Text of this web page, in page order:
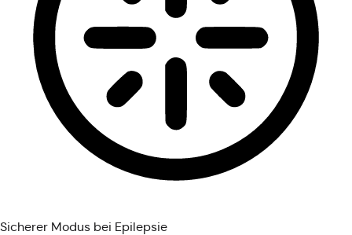
Sicherer Modus bei Epilepsie